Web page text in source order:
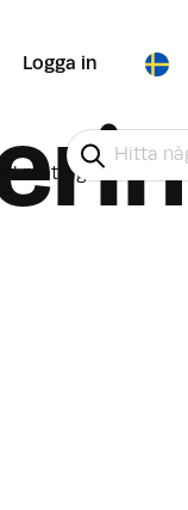
Logga in
mottagen via SMS